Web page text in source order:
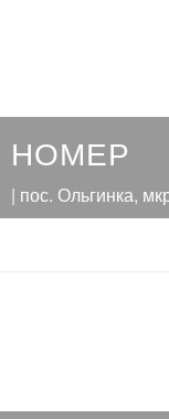
НОМЕР
| пос. Ольгинка,